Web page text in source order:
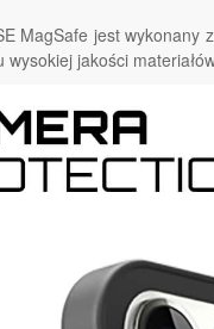
MagSafe jest wykonany
wysokiej jakości